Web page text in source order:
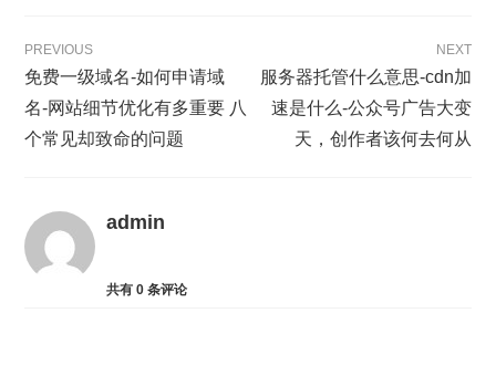
PREVIOUS
免费一级域名-如何申请域
名-网站细节优化有多重要 八
个常见却致命的问题
NEXT
服务器托管什么意思-cdn加
速是什么-公众号广告大变
天，创作者该何去何从
admin
共有0 条评论